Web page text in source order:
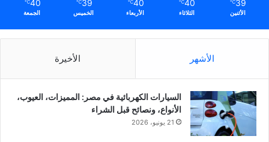
39
℃
الأثنين
40
℃
الثلاثاء
40
℃
الأربعاء
39
℃
الخميس
40
℃
الجمعة
الأشهر الأخيرة
السيارات الكهربائية في مصر: المميزات، العيوب،
الأنواع، ونصائح قبل الشراء
21 يونيو، 2026